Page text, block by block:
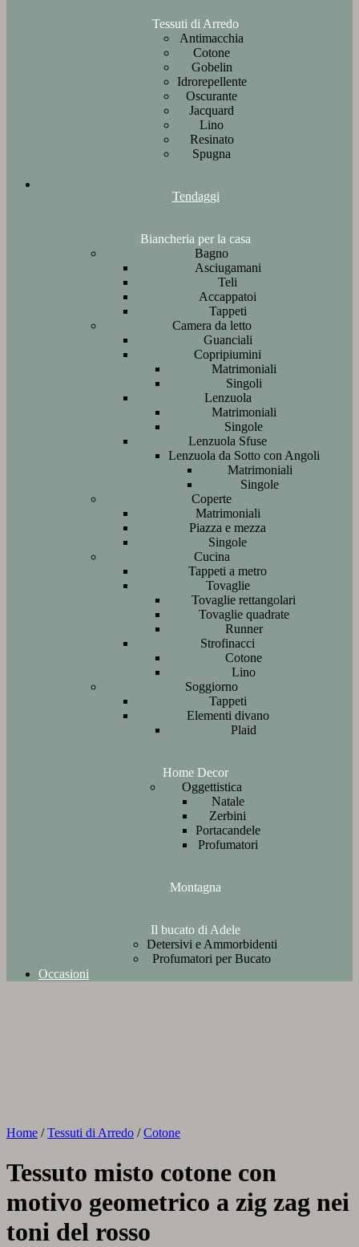
Tessuti di Arredo
Antimacchia
Cotone
Gobelin
Idrorepellente
Oscurante
Jacquard
Lino
Resinato
Spugna
Tendaggi
Biancheria per la casa
Bagno
Asciugamani
Teli
Accappatoi
Tappeti
Camera da letto
Guanciali
Copripiumini
Matrimoniali
Singoli
Lenzuola
Matrimoniali
Singole
Lenzuola Sfuse
Lenzuola da Sotto con Angoli
Matrimoniali
Singole
Coperte
Matrimoniali
Piazza e mezza
Singole
Cucina
Tappeti a metro
Tovaglie
Tovaglie rettangolari
Tovaglie quadrate
Runner
Strofinacci
Cotone
Lino
Soggiorno
Tappeti
Elementi divano
Plaid
Home Decor
Oggettistica
Natale
Zerbini
Portacandele
Profumatori
Montagna
Il bucato di Adele
Detersivi e Ammorbidenti
Profumatori per Bucato
Occasioni
Home / Tessuti di Arredo / Cotone
Tessuto misto cotone con
motivo geometrico a zig zag nei
toni del rosso